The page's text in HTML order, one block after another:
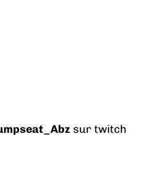
sur twitch